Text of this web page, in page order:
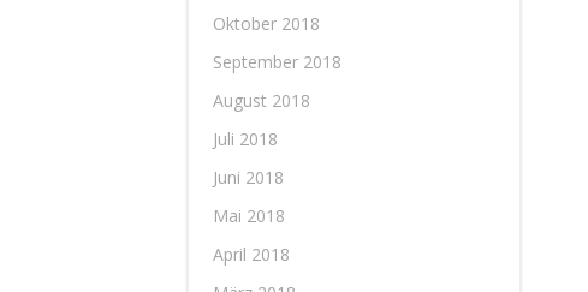
Oktober 2018
September 2018
August 2018
Juli 2018
Juni 2018
Mai 2018
April 2018